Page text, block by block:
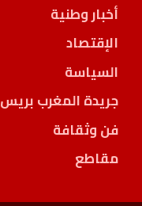
أخبار وطنية
الإقتصاد
السياسة
جريدة المغرب بريس
فن وثقافة
مقاطع